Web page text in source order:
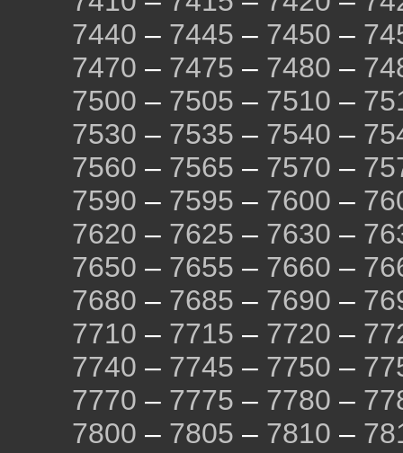
7440 – 7445 – 7450 –
7470 – 7475 – 7480 –
7500 – 7505 – 7510 –
7530 – 7535 – 7540 –
7560 – 7565 – 7570 –
7590 – 7595 – 7600 –
7620 – 7625 – 7630 –
7650 – 7655 – 7660 –
7680 – 7685 – 7690 –
7710 – 7715 – 7720 –
7740 – 7745 – 7750 –
7770 – 7775 – 7780 –
7800 – 7805 – 7810 –